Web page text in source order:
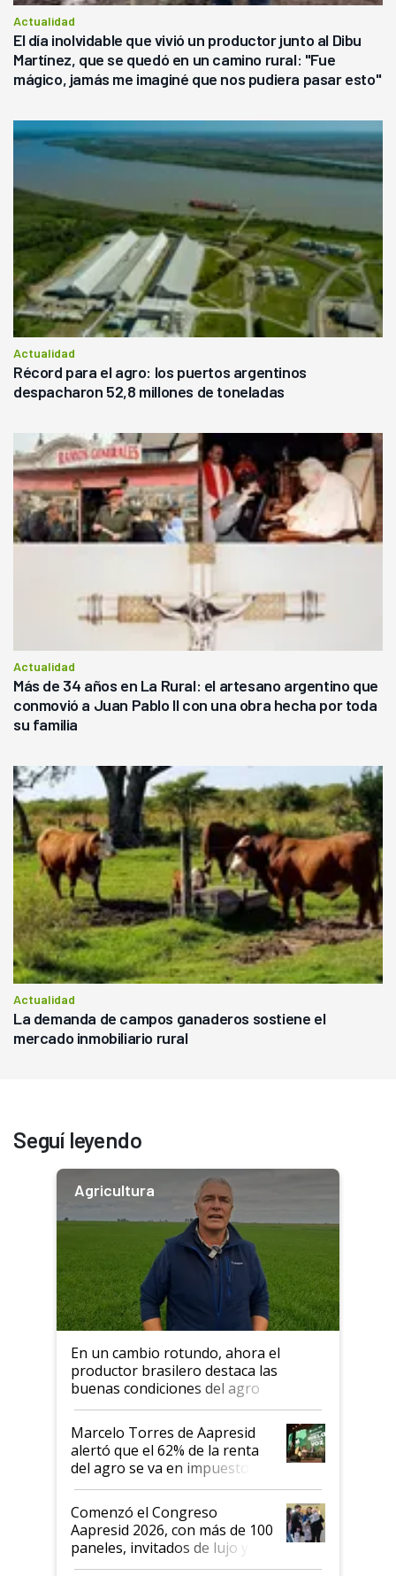
Actualidad
El día inolvidable que vivió un productor junto al Dibu
Martínez, que se quedó en un camino rural: "Fue
mágico, jamás me imaginé que nos pudiera pasar esto"
Actualidad
Récord para el agro: los puertos argentinos
despacharon 52,8 millones de toneladas
Actualidad
Más de 34 años en La Rural: el artesano argentino que
conmovió a Juan Pablo II con una obra hecha por toda
su familia
Actualidad
La demanda de campos ganaderos sostiene el
mercado inmobiliario rural
Seguí leyendo
Agricultura
En un cambio rotundo, ahora el
productor brasilero destaca las
buenas condiciones del agro
argentino para invertir: "Los veo
más motivados"
Marcelo Torres de Aapresid
alertó que el 62% de la renta
del agro se va en impuestos:
"No es bueno que en
Argentina se sigan discutiendo
las mismas cosas de hace 50
años"
Comenzó el Congreso
Aapresid 2026, con más de 100
paneles, invitados de lujo y
todas las tendencias